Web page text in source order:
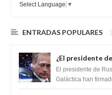
Select Language ▼
ENTRADAS POPULARES
¿El presidente
Federación
tratado para
El presidente de
Galáctica han